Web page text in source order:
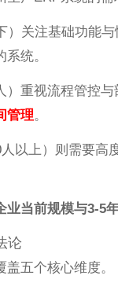
）关注基础功能
统。
）重视流程管控
管理。
以上）则需要高
当前规模与3-5年
论
五个核心维度。